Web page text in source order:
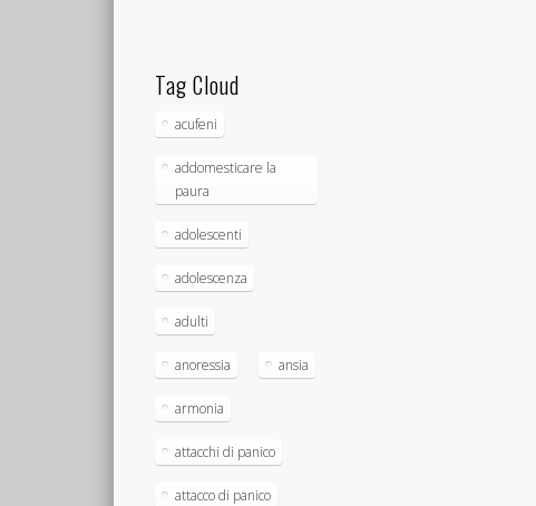
Tag Cloud
acufeni
addomesticare la
paura
adolescenti
adolescenza
adulti
anoressia ansia
armonia
attacchi di panico
attacco di panico